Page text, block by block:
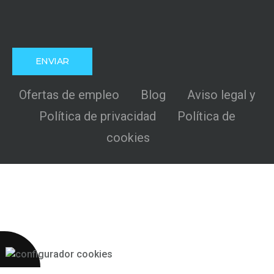
Ofertas de empleo Blog
Aviso legal y
Política de privacidad
Política de
cookies